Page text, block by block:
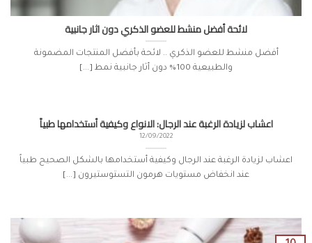
لائحة أفضل منشط للعضو الذكري دون اثار جانبية
أفضل منشط للعضو الذكري .. لائحة بأفضل المنتجات المضمونة
والطبيعية 100% دون أثار جانبية نمط [...]
اعشاب لزيادة الرغبة عند الرجال: الانواع وكيفية أستخدامها طبياً
12/09/2022
اعشاب لزيادة الرغبة عند الرجال وكيفية أستخدامها بالشكل الصحيح طبياً
عند انخفاض مستويات هرمون التستوستيرون [...]